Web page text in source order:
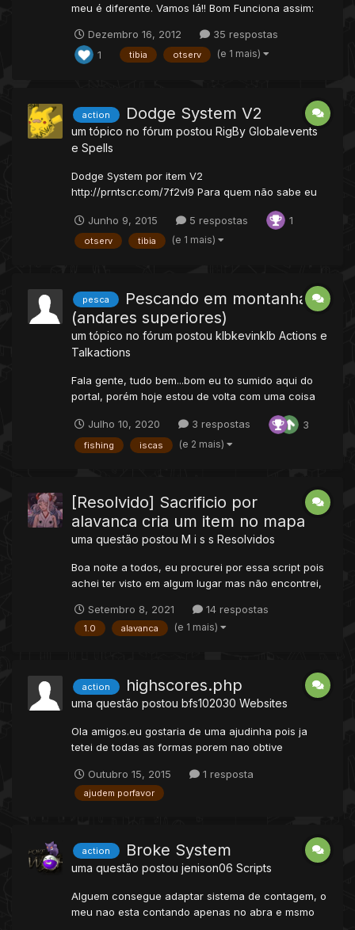
meu é diferente. Vamos lá!! Bom Funciona assim:
Se O Pokemon tiver 12 magias ele pode ter 15 se
voce adicionar 3 TMs nele. Como Usar O Sistema:
Dezembro 16, 2012
35 respostas
1
tibia otserv (e 1 mais)
action Dodge System V2
um tópico no fórum postou RigBy Globalevents
e Spells
Dodge System por item V2
http://prntscr.com/7f2vl9 Para quem não sabe eu
ja tinha feito um Dodge System ano passado, na
época que eu não sabia nada, embora eu ainda
não saiba nada to melhorando , eu tava sem nada
Junho 9, 2015 5 respostas 1
otserv tibia (e 1 mais)
pesca
Pescando em montanhas
(andares superiores)
um tópico no fórum postou klbkevinklb Actions e
Talkactions
Fala gente, tudo bem...bom eu to sumido aqui do
portal, porém hoje estou de volta com uma coisa
não...a pxg tem um sistema que voce pode pescar
de andares mais altos, eu procurei muito pra
Julho 10, 2020 3 respostas 3
fishing iscas (e 2 mais)
[Resolvido] Sacrificio por
alavanca cria um item no mapa
uma questão postou M i s s Resolvidos
Boa noite a todos, eu procurei por essa script pois
achei ter visto em algum lugar mas não encontrei,
altar, proximo dali tem uma alavanca, ao gira-la o
altar vai consumir o item (se possível o altar seria
Setembro 8, 2021 14 respostas
1.0 alavanca (e 1 mais)
action highscores.php
uma questão postou bfs102030 Websites
Ola amigos.eu gostaria de uma ajudinha pois ja
tetei de todas as formas porem nao obtive
mesmo esta mostrando do lado esquerdo << neste
canto akelas bandeirinhas dos paises que os
Outubro 15, 2015 1 resposta
ajudem porfavor
action Broke System
uma questão postou jenison06 Scripts
Alguem consegue adaptar sistema de contagem, o
meu nao esta contando apenas no abra e msmo